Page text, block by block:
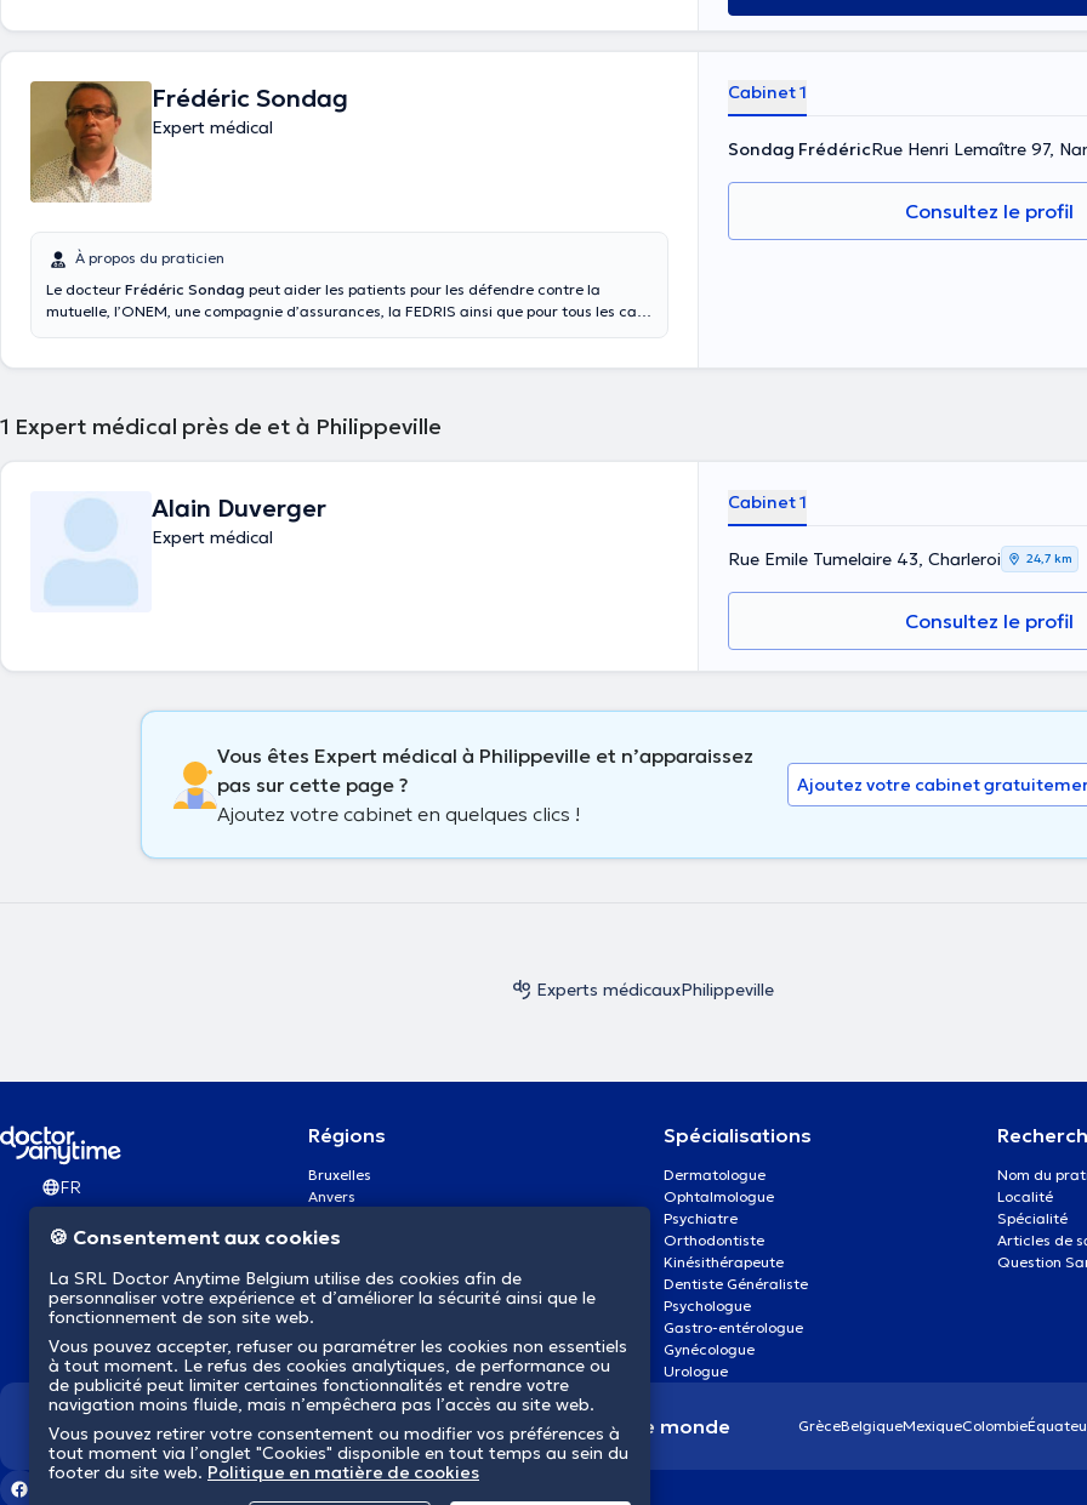
Frédéric Sondag
Expert médical
À propos du praticien
Le docteur Frédéric Sondag peut aider les patients pour les défendre contre la
mutuelle, l’ONEM, une compagnie d’assurances, la FEDRIS ainsi que pour tous les cas
uniquement sur rendez-vous.
Cabinet 1
Sondag FrédéricRue Henri Lemaître 97,
Consultez le profil
1 Expert médical près de et à Philippeville
Alain Duverger
Expert médical
Cabinet 1
Rue Emile Tumelaire 43, Charleroi 24,7 km
Consultez le profil
Vous êtes Expert médical à Philippeville et n’apparaissez
pas sur cette page ?
Ajoutez votre cabinet en quelques clics !
Ajoutez votre cabinet
Experts médicauxPhilippeville
FR
Régions
Bruxelles
Anvers
Charleroi
Bruges
Namur
Louvain
Mons
Aalst Flandre-Orientale
Spécialisations
Dermatologue
Ophtalmologue
Psychiatre
Orthodontiste
Kinésithérapeute
Dentiste Généraliste
Psychologue
Gastro-entérologue
Gynécologue
Urologue
Nom du
Localité
Spécialité
Articles de
Question
Nous révolutionnons la santé dans le monde GrèceBelgiqueMexiqueColombie
🍪 Consentement aux cookies
La SRL Doctor Anytime Belgium utilise des cookies afin de
personnaliser votre expérience et d’améliorer la sécurité ainsi que le
fonctionnement de son site web.
Vous pouvez accepter, refuser ou paramétrer les cookies non essentiels
à tout moment. Le refus des cookies analytiques, de performance ou
de publicité peut limiter certaines fonctionnalités et rendre votre
navigation moins fluide, mais n’empêchera pas l’accès au site web.
Vous pouvez retirer votre consentement ou modifier vos préférences à
tout moment via l’onglet "Cookies" disponible en tout temps au sein du
footer du site web. Politique en matière de cookies